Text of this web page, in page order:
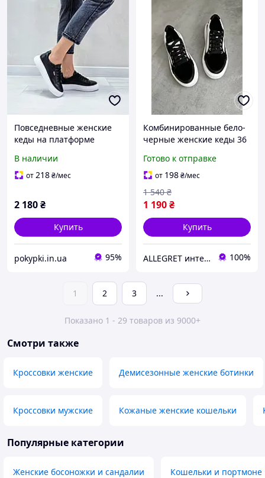
Повседневные женские
кеды на платформе
кожа под рептилию
черные, р.36-41
В наличии
от218₴/мес
2 180₴
Купить
pokypki.in.ua 95%
Комбинированные бело-
черные женские кеды 36
Готово к отправке
от 198₴/мес
1 190₴
1 540 ₴
Купить
ALLEGRET интернет-магазин обуви 100%
1 2 3 ...
Показано 1 - 29 товаров из 9000+
Смотри также
Кроссовки женские Демисезонные женские ботинки
Кроссовки мужские Кожаные женские кошельки
Популярные категории
Женские босоножки и сандалии Кошельки и портмоне